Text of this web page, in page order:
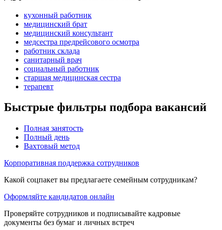
кухонный работник
медицинский брат
медицинский консультант
медсестра предрейсового осмотра
работник склада
санитарный врач
социальный работник
старшая медицинская сестра
терапевт
Быстрые фильтры подбора вакансий
Полная занятость
Полный день
Вахтовый метод
Корпоративная поддержка сотрудников
Какой соцпакет вы предлагаете семейным сотрудникам?
Оформляйте кандидатов онлайн
Проверяйте сотрудников и подписывайте кадровые
документы без бумаг и личных встреч